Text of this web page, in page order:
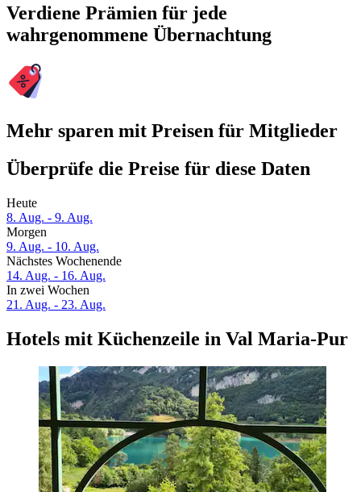
Verdiene Prämien für jede
wahrgenommene Übernachtung
Mehr sparen mit Preisen für Mitglieder
Überprüfe die Preise für diese Daten
Heute
8. Aug. - 9. Aug.
Morgen
9. Aug. - 10. Aug.
Nächstes Wochenende
14. Aug. - 16. Aug.
In zwei Wochen
21. Aug. - 23. Aug.
Hotels mit Küchenzeile in Val Maria-Pur